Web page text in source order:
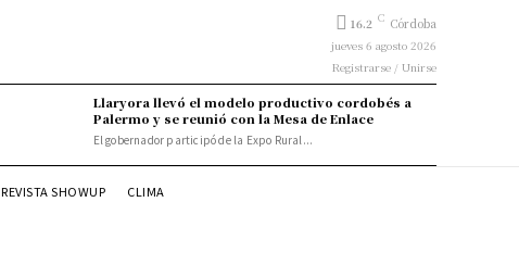
16.2 C Córdoba
jueves 6 agosto 2026
Registrarse / Unirse
Llaryora llevó el modelo productivo cordobés a
Palermo y se reunió con la Mesa de Enlace
El gobernador participó de la Expo Rural...
REVISTA SHOWUP CLIMA